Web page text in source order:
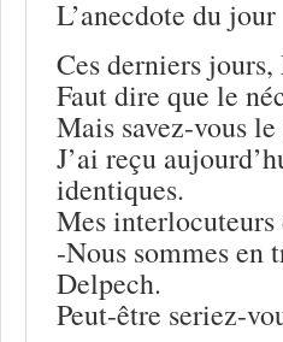
L’anecdote du jour
Ces derniers
Faut dire que le
Mais savez-vous
J’ai reçu
identiques.
Mes
-Nous sommes en
Delpech.
Peut-être seriez-